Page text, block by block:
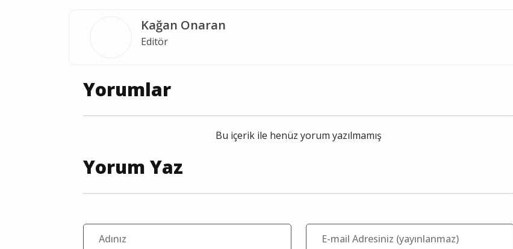
Kağan Onaran
Editör
Yorumlar
Bu içerik ile henüz yorum yazılmamış
Yorum Yaz